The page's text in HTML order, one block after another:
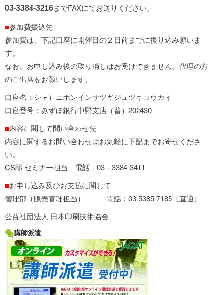
03-3384-3216までFAXにてお送りください。
■参加費振込先
参加費は、下記口座に開催日の２日前までに振り込み願いま
す。
なお、お申し込み後の取り消しはお受けできません。代理の方
のご出席をお願いします。
口座名：シャ）ニホンインサツギジュツキョウカイ
口座番号：みずほ銀行中野支店（普）202430
■内容に関して問い合わせ先
内容に関するお問い合わせはお気軽に下記までお寄せくださ
い。
CS部 セミナー担当 電話：03－3384-3411
■お申し込み及びお支払に関して
管理部（販売管理担当） 電話：03-5385-7185（直通）
公益社団法人 日本印刷技術協会
講師派遣